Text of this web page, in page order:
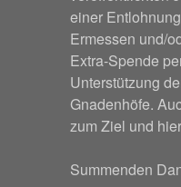
einer
Ermessen und/
Extra-Spende
Unterstützung
Gnadenhöfe.
zum Ziel und
Summenden